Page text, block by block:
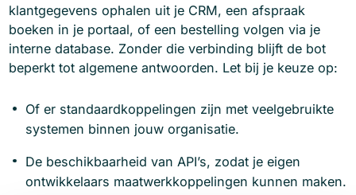
klantgegevens ophalen uit je CRM, een afspraak
boeken in je portaal, of een bestelling volgen via je
interne database. Zonder die verbinding blijft de bot
beperkt tot algemene antwoorden. Let bij je keuze op:
Of er standaardkoppelingen zijn met veelgebruikte
systemen binnen jouw organisatie.
De beschikbaarheid van API’s, zodat je eigen
ontwikkelaars maatwerkkoppelingen kunnen maken.